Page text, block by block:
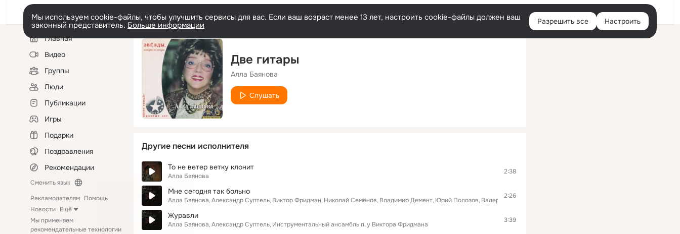
Войти
Мы используем cookie-файлы, чтобы улучшить сервисы для вас. Если ваш возраст менее 13 лет, настроить cookie-файлы должен ваш
законный представитель. Больше информации Разрешить все Настроить
Левая
колонкаГлавная
Видео
Группы
Люди
Публикации
Игры
Подарки
Поздравления
Рекомендации
Сменить язык
Рекламодателям Помощь
Новости Ещё
Мы применяем
рекомендательные технологии
Две гитары
Алла Баянова
Слушать
Другие песни исполнителя
То не ветер ветку клонит
Алла Баянова
2:38
Мне сегодня так больно
Алла Баянова Александр Суптель Виктор Фридман Николай Семёнов Владимир Демент Юрий Полозов Валерий Ковтун
2:26
Журавли
Алла Баянова Александр Суптель Инструментальный ансамбль п у Виктора Фридмана
3:39